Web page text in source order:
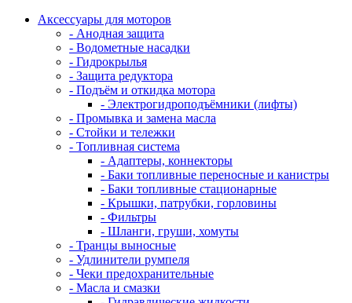
Аксессуары для моторов
- Анодная защита
- Водометные насадки
- Гидрокрылья
- Защита редуктора
- Подъём и откидка мотора
- Электрогидроподъёмники (лифты)
- Промывка и замена масла
- Стойки и тележки
- Топливная система
- Адаптеры, коннекторы
- Баки топливные переносные и канистры
- Баки топливные стационарные
- Крышки, патрубки, горловины
- Фильтры
- Шланги, груши, хомуты
- Транцы выносные
- Удлинители румпеля
- Чеки предохранительные
- Масла и смазки